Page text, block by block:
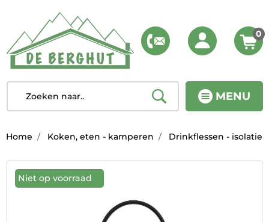
MENU
0
Home Koken, eten - kamperen Drinkflessen - isolatie
Niet op voorraad